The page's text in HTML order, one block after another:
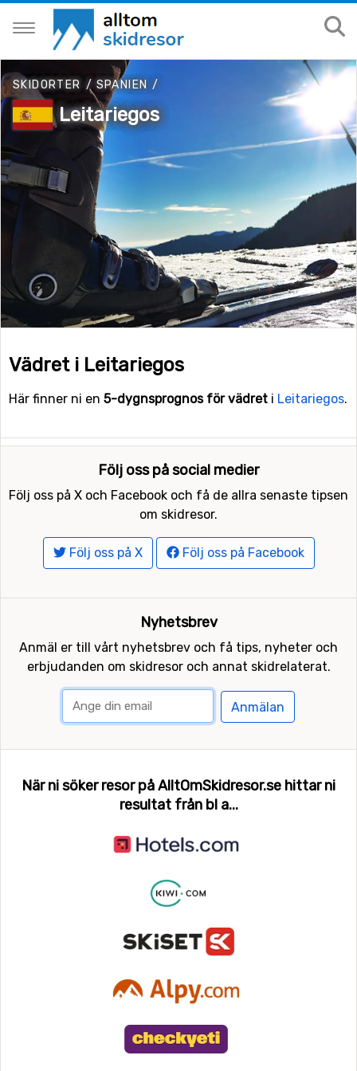
SKIDORTER / SPANIEN/
Leitariegos
Vädret i Leitariegos
Här finner ni en 5-dygnsprognos för vädret i Leitariegos.
Följ oss på social medier
Följ oss på X och Facebook och få de allra senaste tipsen
om skidresor.
Följ oss på X Följ oss på Facebook
Nyhetsbrev
Anmäl er till vårt nyhetsbrev och få tips, nyheter och
erbjudanden om skidresor och annat skidrelaterat.
Anmälan
När ni söker resor på AlltOmSkidresor.se hittar ni
resultat från bl a...